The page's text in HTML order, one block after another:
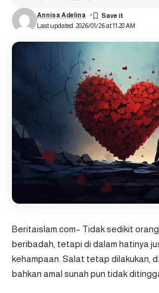
Last updated: 2026/01/26 at 11:28 AM
Annisa Adelina
Beritaislam.com– Tidak sedikit
beribadah, tetapi di dalam hatinya
kehampaan. Salat tetap dilakukan,
bahkan amal sunah pun tidak